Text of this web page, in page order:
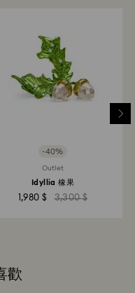
-40%
Outlet
Idyllia 橡果
1,980 $ 3,300 $
歡